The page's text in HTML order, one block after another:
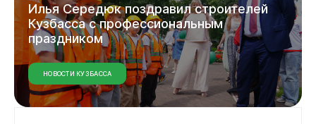
ИльяСередюкпоздравилстроителей
Кузбассаспрофессиональным
праздником
НОВОСТИ КУЗБАССА